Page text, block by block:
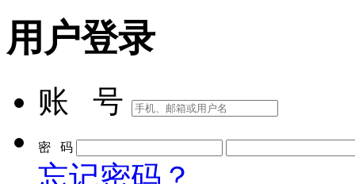
用户登录
账 号
忘记密码？